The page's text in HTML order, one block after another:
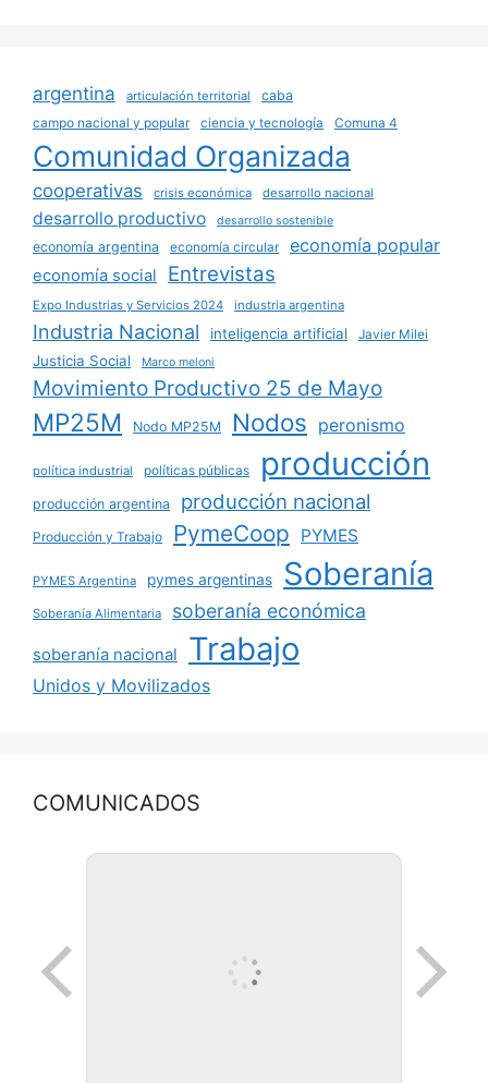
argentina articulación territorial
caba
campo nacional y popular
ciencia y tecnología Comuna 4
Comunidad Organizada
cooperativas crisis económica desarrollo nacional
desarrollo productivo desarrollo sostenible
economía argentina economía circular economía popular
economía social Entrevistas
Expo Industrias y Servicios 2024 industria argentina
Industria Nacional inteligencia artificial Javier Milei
Justicia Social Marco meloni
Movimiento Productivo 25 de Mayo
MP25M Nodo MP25M Nodos peronismo
política industrial políticas públicas producción
producción argentina producción nacional
Producción y Trabajo PymeCoop PYMES
PYMES Argentina pymes argentinas Soberanía
Soberanía Alimentaria soberanía económica
soberanía nacional Trabajo
Unidos y Movilizados
COMUNICADOS